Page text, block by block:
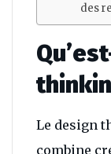
des
Le design
combine